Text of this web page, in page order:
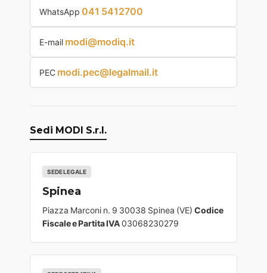
WhatsApp 041 5412700
E-mail modi@modiq.it
PEC modi.pec@legalmail.it
Sedi MODI S.r.l.
SEDE LEGALE
Spinea
Piazza Marconi n. 9 30038 Spinea (VE) Codice
Fiscale e Partita IVA03068230279